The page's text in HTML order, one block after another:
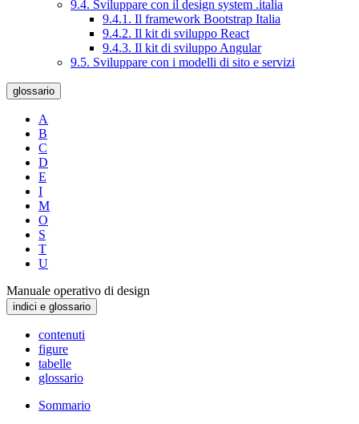
9.4. Sviluppare con il design system .italia
9.4.1. Il framework Bootstrap Italia
9.4.2. Il kit di sviluppo React
9.4.3. Il kit di sviluppo Angular
9.5. Sviluppare con i modelli di sito e servizi
glossario
A
B
C
D
E
I
M
O
S
T
U
Manuale operativo di design
indici e glossario
contenuti
figure
tabelle
glossario
Sommario